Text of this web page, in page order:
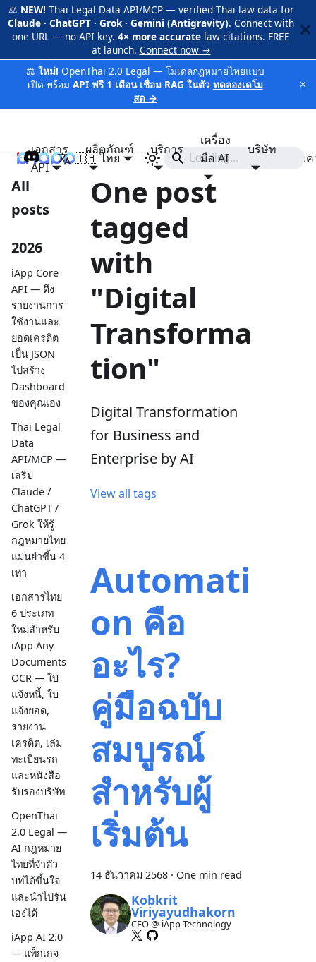
⚖️ NEW! Thai Legal Data API/MCP — verified Thai law data for
Claude · ChatGPT · Grok · Gemini (Antigravity). Connect with
one URL — no API key. 4× more accurate law citations. FREE
at launch. Connect now →
⚖️ ใหม่! OpenThai 2.0 Legal — โมเดลกฎหมายไทยแบบ
เปิด พร้อม API ฟรี 1 เดือน เชื่อม RAG ในตัว ทดลองเดโม
สด →
×
iApp
เอกสาร
API
ผลิตภัณฑ์ บริการ
เครื่อง
มือ AI
บริษัท
รา
🇹🇭 ไทย
All
posts
2026
iApp Core
API — ดึง
รายงานการ
ใช้งานและ
ยอดเครดิต
เป็น JSON
ไปสร้าง
Dashboard
ของคุณเอง
Thai Legal
Data
API/MCP —
เสริม
Claude /
ChatGPT /
Grok ให้รู้
กฎหมายไทย
แม่นยำขึ้น 4
เท่า
เอกสารไทย
6 ประเภท
ใหม่สำหรับ
iApp Any
Documents
OCR — ใบ
แจ้งหนี้, ใบ
แจ้งยอด,
รายงาน
เครดิต, เล่ม
ทะเบียนรถ
และหนังสือ
รับรองบริษัท
OpenThai
2.0 Legal —
AI กฎหมาย
ไทยที่จำตัว
บทได้ขึ้นใจ
และนำไปรัน
เองได้
iApp AI 2.0
— แพ็กเกจ
One post
tagged
with
"Digital
Transforma
tion"
Digital Transformation
for Business and
Enterprise by AI
View all tags
Automati
on คือ
อะไร?
คู่มือฉบับ
สมบูรณ์
สำหรับผู้
เริ่มต้น
14 ธันวาคม 2568 · One min read
Kobkrit
Viriyayudhakorn
CEO @ iApp Technology